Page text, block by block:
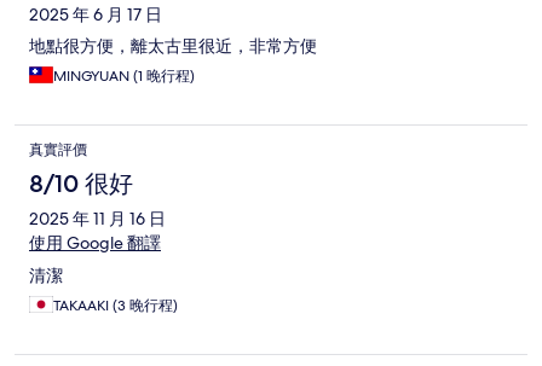
2025 年 6 月 17 日
地點很方便，離太古里很近，非常方便
MINGYUAN (1 晚行程)
真實評價
8/10 很好
2025 年 11 月 16 日
使用 Google 翻譯
清潔
TAKAAKI (3 晚行程)